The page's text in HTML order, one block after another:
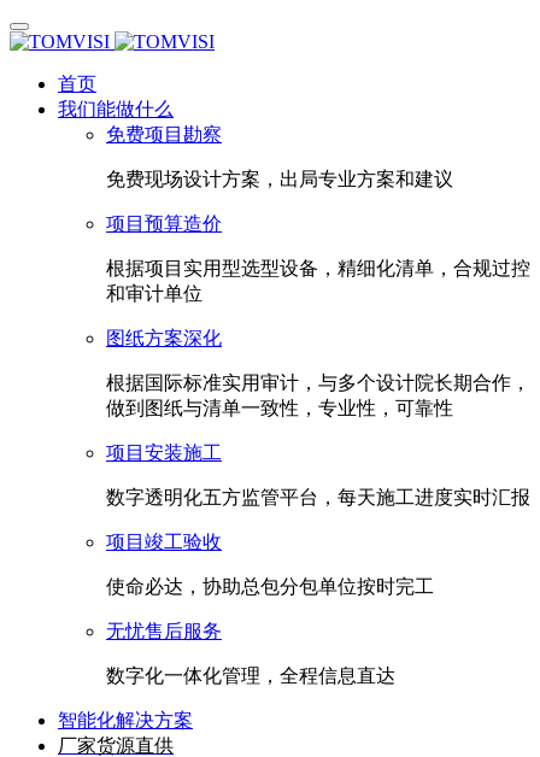
首页
我们能做什么
免费项目勘察
免费现场设计方案，出局专业方案和建议
项目预算造价
根据项目实用型选型设备，精细化清单，合规过控
和审计单位
图纸方案深化
根据国际标准实用审计，与多个设计院长期合作，
做到图纸与清单一致性，专业性，可靠性
项目安装施工
数字透明化五方监管平台，每天施工进度实时汇报
项目竣工验收
使命必达，协助总包分包单位按时完工
无忧售后服务
数字化一体化管理，全程信息直达
智能化解决方案
厂家货源直供